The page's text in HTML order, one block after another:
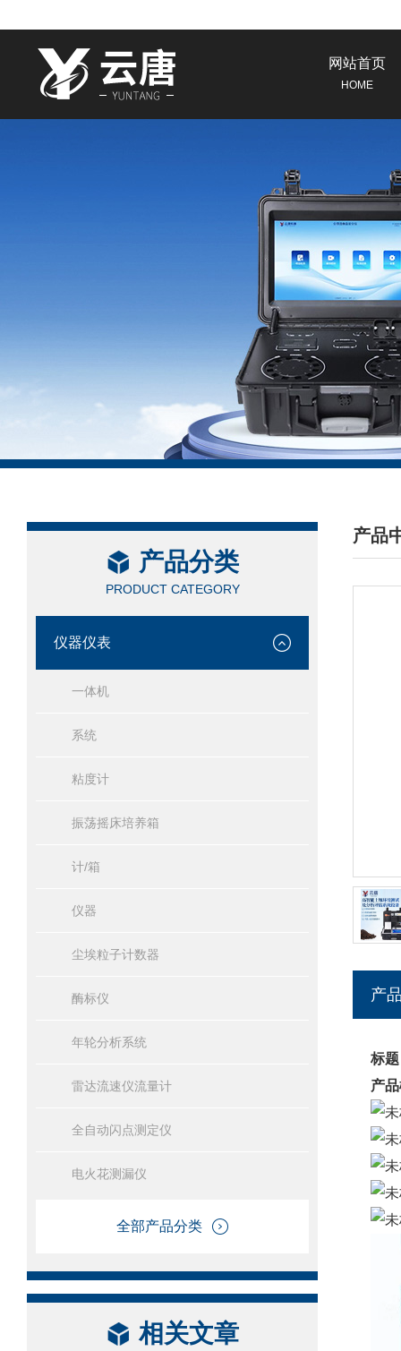
网站首页
HOME
产品分类
PRODUCT CATEGORY
仪器仪表
一体机
系统
粘度计
振荡摇床培养箱
计/箱
仪器
尘埃粒子计数器
酶标仪
年轮分析系统
雷达流速仪流量计
全自动闪点测定仪
电火花测漏仪
全部产品分类
相关文章
产品
/
产
标
产